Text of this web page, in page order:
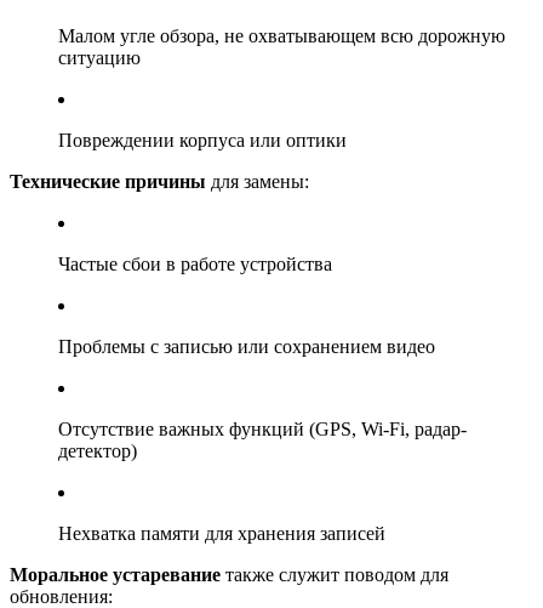
Малом угле обзора, не охватывающем всю дорожную
ситуацию
Повреждении корпуса или оптики
Технические причины для замены:
Частые сбои в работе устройства
Проблемы с записью или сохранением видео
Отсутствие важных функций (GPS, Wi-Fi, радар-
детектор)
Нехватка памяти для хранения записей
Моральное устаревание также служит поводом для
обновления: